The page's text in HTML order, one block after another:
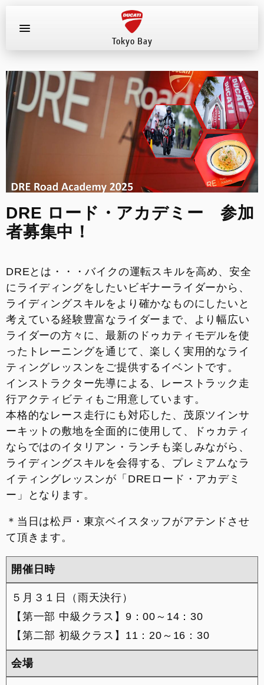
Tokyo Bay
店舗へ電話する
047-307-1098
お知らせ
新車
イベント
店舗案内
来店予約
整備予約
INSTAGRAM
DRE ロード・アカデミー 参加
者募集中！
DREとは・・・バイクの運転スキルを高め、安全
にライディングをしたいビギナーライダーから、
ライディングスキルをより確かなものにしたいと
考えている経験豊富なライダーまで、より幅広い
ライダーの方々に、最新のドゥカティモデルを使
ったトレーニングを通じて、楽しく実用的なライ
ティングレッスンをご提供するイベントです。
インストラクター先導による、レーストラック走
行アクティビティもご用意しています。
本格的なレース走行にも対応した、茂原ツインサ
ーキットの敷地を全面的に使用して、ドゥカティ
ならではのイタリアン・ランチも楽しみながら、
ライディングスキルを会得する、プレミアムなラ
イティングレッスンが「DREロード・アカデミ
ー」となります。
＊当日は松戸・東京ベイスタッフがアテンドさせ
て頂きます。
開催日時
５月３１日（雨天決行）
【第一部 中級クラス】9：00～14：30
【第二部 初級クラス】11：20～16：30
会場